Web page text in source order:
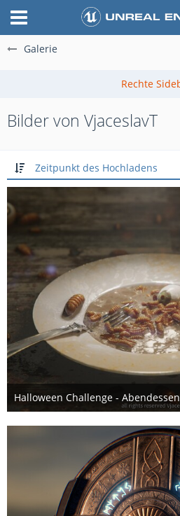
Galerie
Bilder von VjaceslavT
Zeitpunkt des Hochladens
Halloween Challenge - Abendessen
19. November 2019